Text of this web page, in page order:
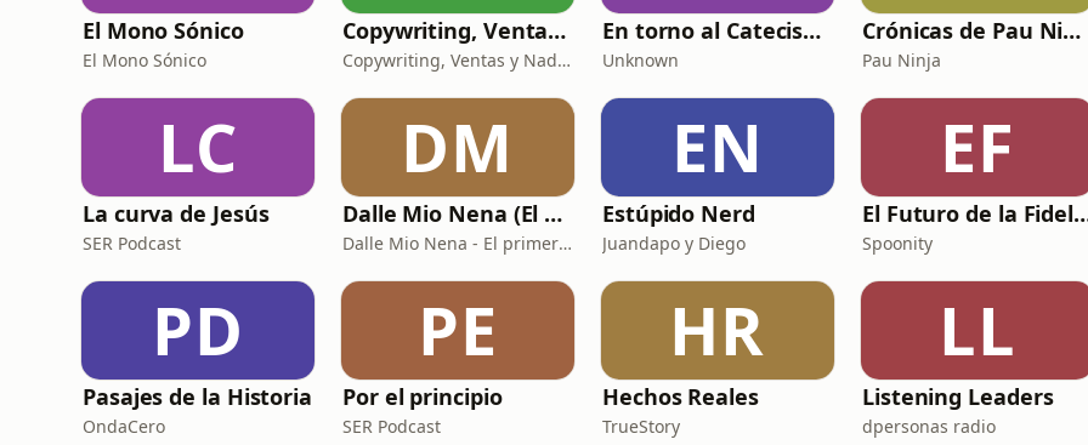
El Mono Sónico
El Mono Sónico
Copywriting, Ventas y Nada que perder
Copywriting, Ventas y Nada que Perder
En torno al Catecismo
Unknown
Crónicas de Pau Ninja
Pau Ninja
LC
La curva de Jesús
SER Podcast
DM
Dalle Mio Nena (El primer podcast rural de España)
Dalle Mio Nena - El primer podcast rural de España
EN
Estúpido Nerd
Juandapo y Diego
EF
El Futuro de
Spoonity
PD
Pasajes de la Historia
OndaCero
PE
Por el principio
SER Podcast
HR
Hechos Reales
TrueStory
LL
Listening Leaders
dpersonas radio